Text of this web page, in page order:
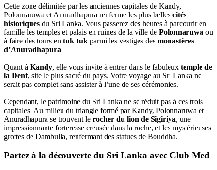
Cette zone délimitée par les anciennes capitales de Kandy,
Polonnaruwa et Anuradhapura renferme les plus belles cités
historiques du Sri Lanka. Vous passerez des heures à parcourir en
famille les temples et palais en ruines de la ville de Polonnaruwa ou
à faire des tours en tuk-tuk parmi les vestiges des monastères
d’Anuradhapura.
Quant à Kandy, elle vous invite à entrer dans le fabuleux temple de
la Dent, site le plus sacré du pays. Votre voyage au Sri Lanka ne
serait pas complet sans assister à l’une de ses cérémonies.
Cependant, le patrimoine du Sri Lanka ne se réduit pas à ces trois
capitales. Au milieu du triangle formé par Kandy, Polonnaruwa et
Anuradhapura se trouvent le rocher du lion de Sigiriya, une
impressionnante forteresse creusée dans la roche, et les mystérieuses
grottes de Dambulla, renfermant des statues de Bouddha.
Partez à la découverte du Sri Lanka avec Club Med